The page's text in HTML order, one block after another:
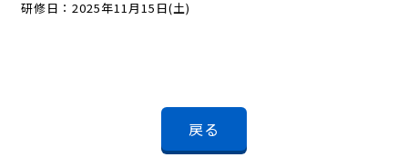
研修日：2025年11月15日(土)
戻る